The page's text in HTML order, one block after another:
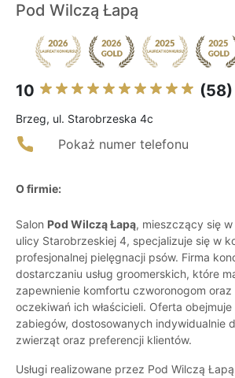
Pod Wilczą Łapą
10 (58)
Brzeg, ul. Starobrzeska 4c
Pokaż numer telefonu
O firmie:
Salon Pod Wilczą Łapą, mieszczący się
ulicy Starobrzeskiej 4, specjalizuje się w
profesjonalnej pielęgnacji psów. Firma
dostarczaniu usług groomerskich, które
zapewnienie komfortu czworonogom oraz
oczekiwań ich właścicieli. Oferta
zabiegów, dostosowanych indywidualnie
zwierząt oraz preferencji klientów.
Usługi realizowane przez Pod Wilczą